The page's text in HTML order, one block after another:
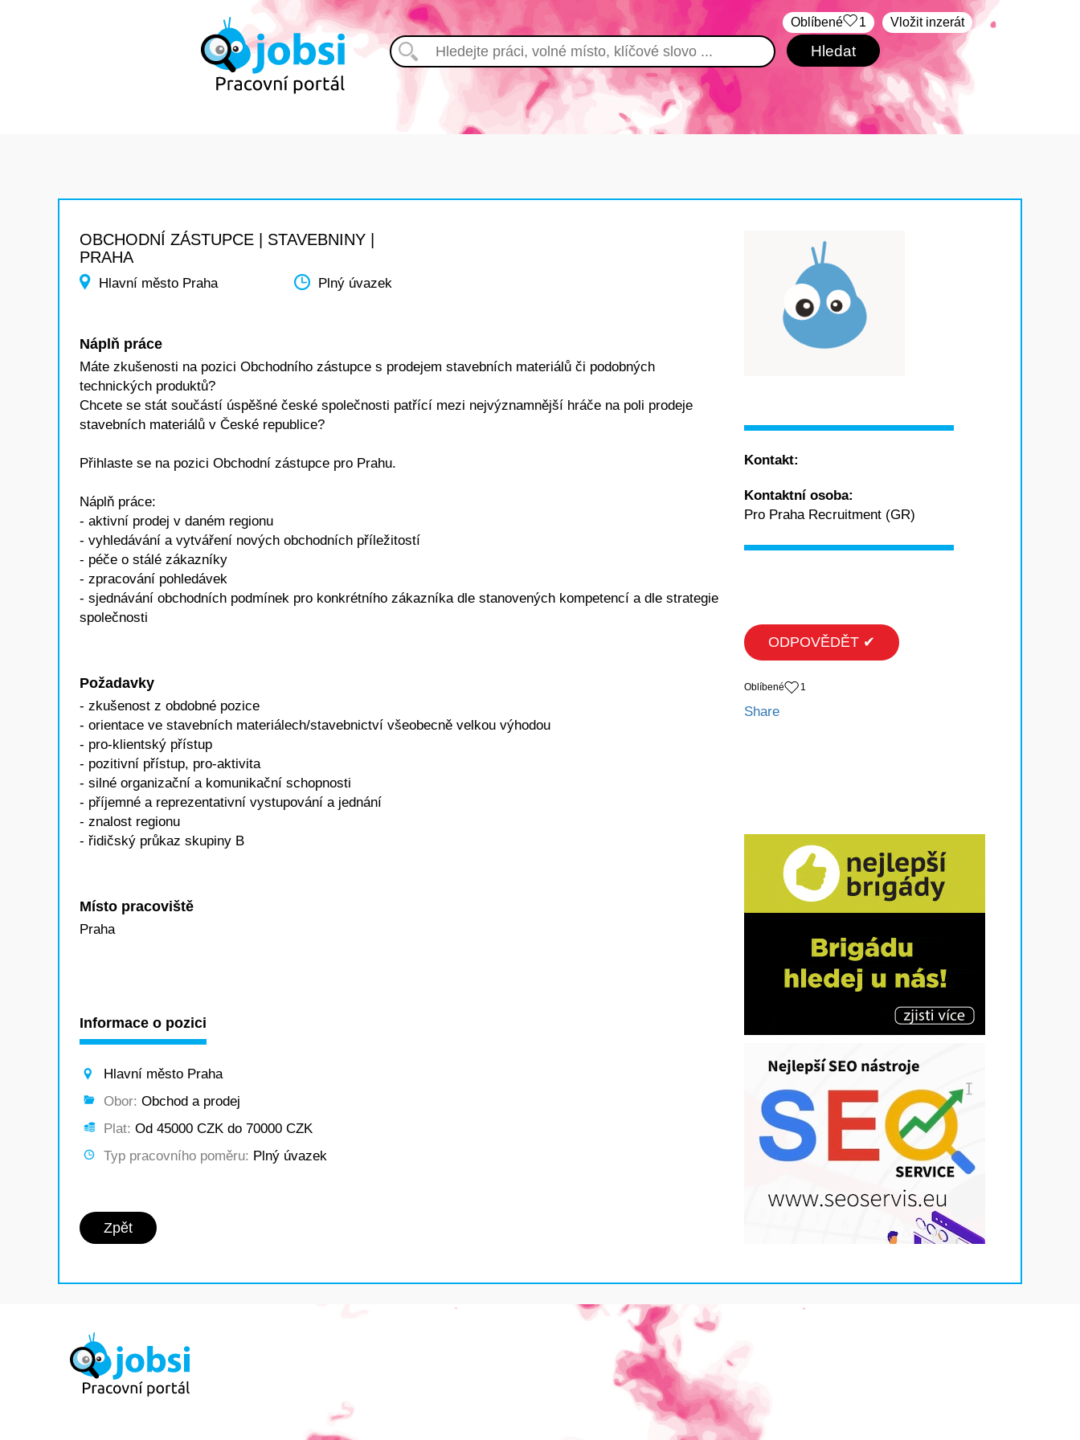
Vložit inzerát
Oblíbené 1
OBCHODNÍ ZÁSTUPCE | STAVEBNINY |
PRAHA
Hlavní město Praha Plný úvazek
Náplň práce
Máte zkušenosti na pozici Obchodního zástupce s prodejem stavebních materiálů či podobných
technických produktů?
Chcete se stát součástí úspěšné české společnosti patřící mezi nejvýznamnější hráče na poli prodeje
stavebních materiálů v České republice?
Přihlaste se na pozici Obchodní zástupce pro Prahu.
Náplň práce:
- aktivní prodej v daném regionu
- vyhledávání a vytváření nových obchodních příležitostí
- péče o stálé zákazníky
- zpracování pohledávek
- sjednávání obchodních podmínek pro konkrétního zákazníka dle stanovených kompetencí a dle strategie
společnosti
Požadavky
- zkušenost z obdobné pozice
- orientace ve stavebních materiálech/stavebnictví všeobecně velkou výhodou
- pro-klientský přístup
- pozitivní přístup, pro-aktivita
- silné organizační a komunikační schopnosti
- příjemné a reprezentativní vystupování a jednání
- znalost regionu
- řidičský průkaz skupiny B
Místo pracoviště
Praha
Informace o pozici
Hlavní město Praha
Obor: Obchod a prodej
Plat: Od 45000 CZK do 70000 CZK
Typ pracovního poměru: Plný úvazek
Zpět
Kontakt:
Kontaktní osoba:
Pro Praha Recruitment (GR)
ODPOVĚDĚT ✔
Oblíbené 1
Share